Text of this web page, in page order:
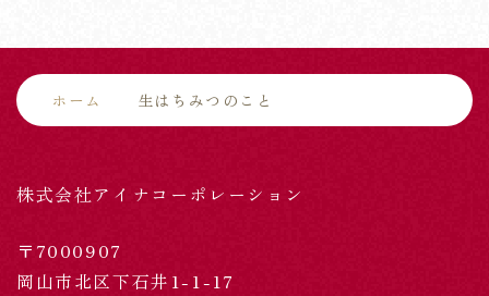
ホーム 生はちみつのこと
株式会社アイナコーポレーション
〒7000907
岡山市北区下石井1-1-17